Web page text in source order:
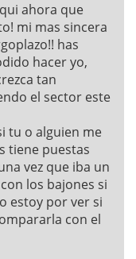
ahora que
mi mas sincera
has
hacer yo,
tan
el sector este
tu o alguien me
tiene puestas
vez que iba un
los bajones si
estoy por ver si
con el